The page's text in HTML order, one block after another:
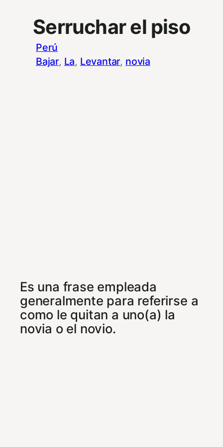
Serruchar el piso
Perú
Bajar, La, Levantar, novia
Es una frase empleada
generalmente para referirse a
como le quitan a uno(a) la
novia o el novio.